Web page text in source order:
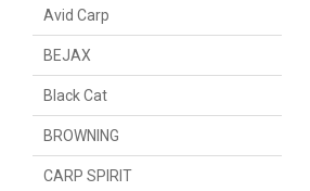
Avid Carp
BEJAX
Black Cat
BROWNING
CARP SPIRIT